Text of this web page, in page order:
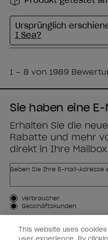
Sie haben eine E-
Erhalten Sie die
Rabatte und mehr
direkt in Ihre
Geben Sie Ihre E-Mail-Adresse
Kundenart
Verbraucher
Geschäftskunden
MICH ANMELDEN
This website uses